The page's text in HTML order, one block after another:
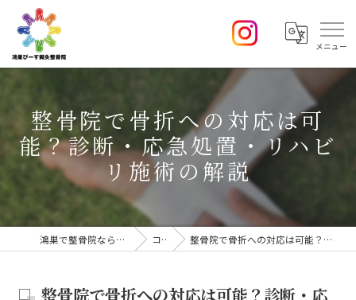
整骨院で骨折への対応は可
能？診断・応急処置・リハビ
リ施術の解説
鴻巣で整骨院なら鴻巣 ぴーす鍼灸整骨院 コラム 整骨院で骨折への対応は可能？診断・応急処置・リハビリ施術の解説
整骨院で骨折への対応は可能？診断・応